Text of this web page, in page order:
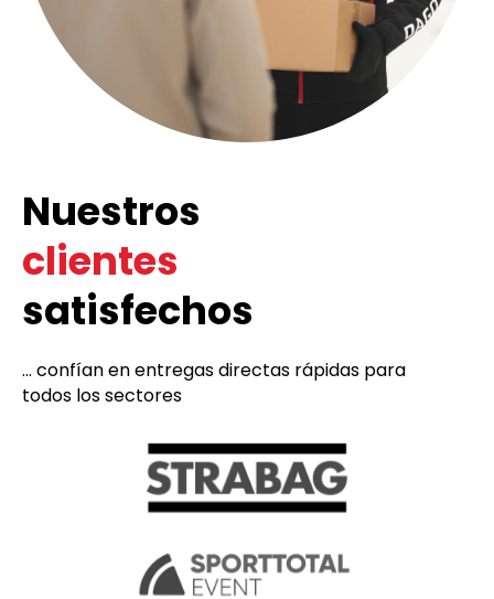
Nuestros
clientes
satisfechos
... confían en entregas directas rápidas para
todos los sectores